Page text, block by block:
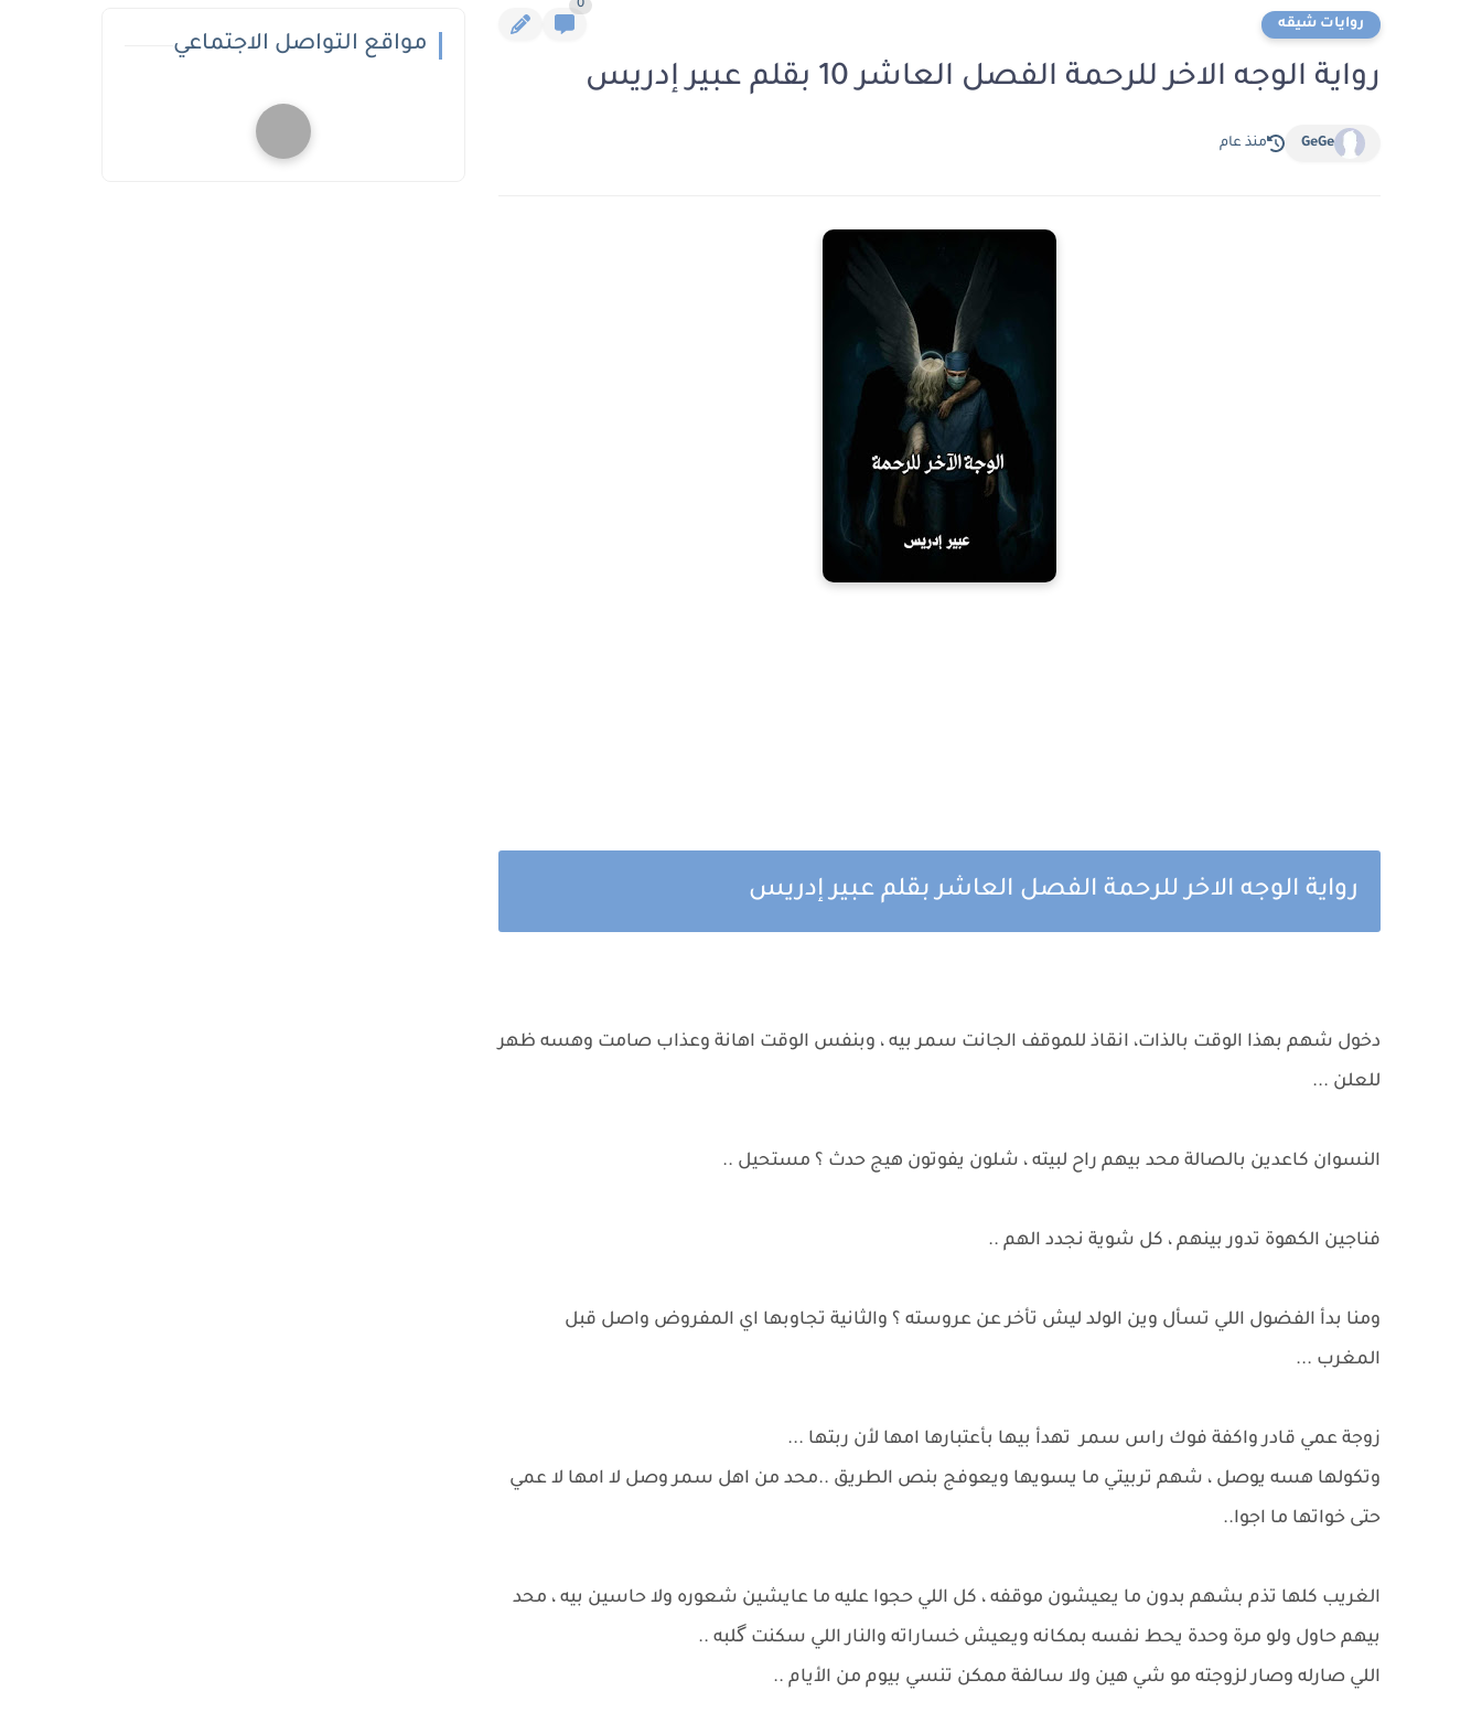
روايات شيقه
0
رواية الوجه الاخر للرحمة الفصل العاشر 10 بقلم عبير إدريس
GeGe منذ عام
رواية الوجه الاخر للرحمة الفصل العاشر بقلم عبير إدريس
دخول شهم بهذا الوقت بالذات، انقاذ للموقف الجانت سمر بيه ، وبنفس الوقت اهانة وعذاب صامت وهسه ظهر
للعلن ...
النسوان كاعدين بالصالة محد بيهم راح لبيته ، شلون يفوتون هيج حدث ؟ مستحيل ..
فناجين الكهوة تدور بينهم ، كل شوية نجدد الهم ..
ومنا بدأ الفضول اللي تسأل وين الولد ليش تأخر عن عروسته ؟ والثانية تجاوبها اي المفروض واصل قبل
المغرب ...
زوجة عمي قادر واكفة فوك راس سمر تهدأ بيها بأعتبارها امها لأن ربتها ...
وتكولها هسه يوصل ، شهم تربيتي ما يسويها ويعوفج بنص الطريق ..محد من اهل سمر وصل لا امها لا عمي
حتى خواتها ما اجوا..
الغريب كلها تذم بشهم بدون ما يعيشون موقفه ، كل اللي حجوا عليه ما عايشين شعوره ولا حاسين بيه ، محد
بيهم حاول ولو مرة وحدة يحط نفسه بمكانه ويعيش خساراته والنار اللي سكنت گلبه ..
اللي صارله وصار لزوجته مو شي هين ولا سالفة ممكن تنسي بيوم من الأيام ..
مواقع التواصل الاجتماعي